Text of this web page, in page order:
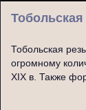
Тобольская
Тобольская
огромному
ХIХ в. Также